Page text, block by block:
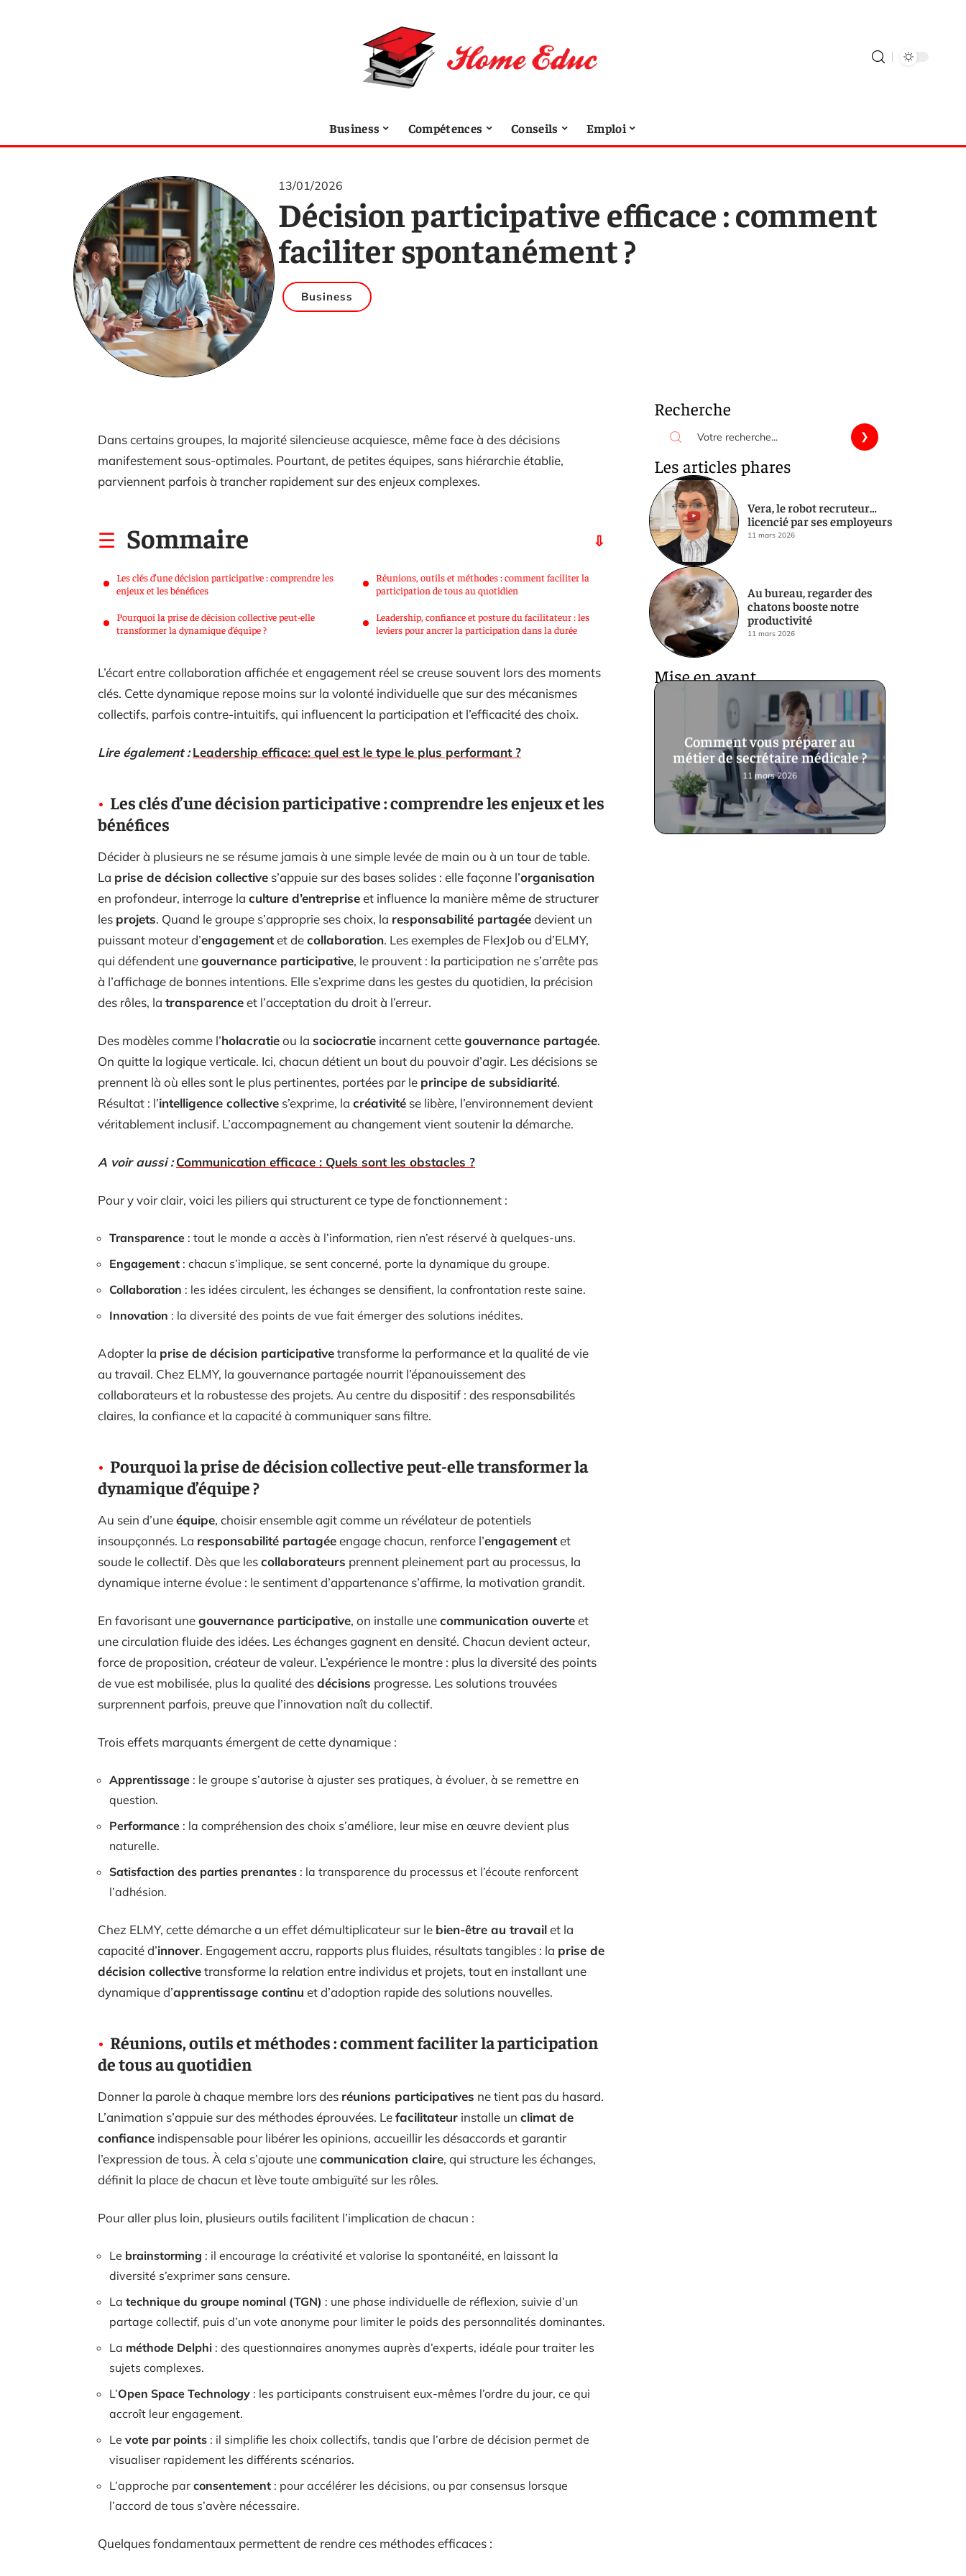
Business Compétences Conseils Emploi
13/01/2026
Décision participative efficace : comment
faciliter spontanément ?
Business
Dans certains groupes, la majorité silencieuse acquiesce, même face à des décisions
manifestement sous-optimales. Pourtant, de petites équipes, sans hiérarchie établie,
parviennent parfois à trancher rapidement sur des enjeux complexes.
Sommaire
Les clés d’une décision participative : comprendre les
enjeux et les bénéfices
Pourquoi la prise de décision collective peut-elle
transformer la dynamique d’équipe ?
Réunions, outils et méthodes : comment faciliter la
participation de tous au quotidien
Leadership, confiance et posture du facilitateur : les
leviers pour ancrer la participation dans la durée
L’écart entre collaboration affichée et engagement réel se creuse souvent lors des moments
clés. Cette dynamique repose moins sur la volonté individuelle que sur des mécanismes
collectifs, parfois contre-intuitifs, qui influencent la participation et l’efficacité des choix.
Lire également : Leadership efficace: quel est le type le plus performant ?
Les clés d’une décision participative : comprendre les enjeux et les
bénéfices
Décider à plusieurs ne se résume jamais à une simple levée de main ou à un tour de table.
La prise de décision collective s’appuie sur des bases solides : elle façonne l’organisation
en profondeur, interroge la culture d’entrepriseet influence la manière même de structurer
les projets. Quand le groupe s’approprie ses choix, la responsabilité partagéedevient un
puissant moteur d’engagementet decollaboration. Les exemples de FlexJob ou d’ELMY,
qui défendent unegouvernance participative, le prouvent : la participation ne s’arrête pas
à l’affichage de bonnes intentions. Elle s’exprime dans les gestes du quotidien, la précision
des rôles, la transparenceet l’acceptation du droit à l’erreur.
Des modèles comme l’holacratieou la sociocratie incarnent cettegouvernance partagée.
On quitte la logique verticale. Ici, chacun détient un bout du pouvoir d’agir. Les décisions se
prennent là où elles sont le plus pertinentes, portées par le principe de subsidiarité.
Résultat : l’intelligence collective s’exprime, la créativité se libère, l’environnement devient
véritablement inclusif. L’accompagnement au changement vient soutenir la démarche.
A voir aussi : Communication efficace : Quels sont les obstacles ?
Pour y voir clair, voici les piliers qui structurent ce type de fonctionnement :
Transparence : tout le monde a accès à l’information, rien n’est réservé à quelques-uns.
Engagement : chacun s’implique, se sent concerné, porte la dynamique du groupe.
Collaboration : les idées circulent, les échanges se densifient, la confrontation reste saine.
Innovation : la diversité des points de vue fait émerger des solutions inédites.
Adopter la prise de décision participativetransforme la performance et la qualité de vie
au travail. Chez ELMY, la gouvernance partagée nourrit l’épanouissement des
collaborateurs et la robustesse des projets. Au centre du dispositif : des responsabilités
claires, la confiance et la capacité à communiquer sans filtre.
Pourquoi la prise de décision collective peut-elle transformer la
dynamique d’équipe ?
Au sein d’uneéquipe, choisir ensemble agit comme un révélateur de potentiels
insoupçonnés. La responsabilité partagéeengage chacun, renforce l’engagementet
soude le collectif. Dès que lescollaborateurs prennent pleinement part au processus, la
dynamique interne évolue : le sentiment d’appartenance s’affirme, la motivation grandit.
En favorisant unegouvernance participative, on installe unecommunication ouverteet
une circulation fluide des idées. Les échanges gagnent en densité. Chacun devient acteur,
force de proposition, créateur de valeur. L’expérience le montre : plus la diversité des points
de vue est mobilisée, plus la qualité desdécisions progresse. Les solutions trouvées
surprennent parfois, preuve que l’innovation naît du collectif.
Trois effets marquants émergent de cette dynamique :
Apprentissage : le groupe s’autorise à ajuster ses pratiques, à évoluer, à se remettre en
question.
Performance : la compréhension des choix s’améliore, leur mise en œuvre devient plus
naturelle.
Satisfaction des parties prenantes : la transparence du processus et l’écoute renforcent
l’adhésion.
Chez ELMY, cette démarche a un effet démultiplicateur sur le bien-être au travailet la
capacité d’innover. Engagement accru, rapports plus fluides, résultats tangibles : la prise de
décision collectivetransforme la relation entre individus et projets, tout en installant une
dynamique d’apprentissage continu et d’adoption rapide des solutions nouvelles.
Réunions, outils et méthodes : comment faciliter la participation
de tous au quotidien
Donner la parole à chaque membre lors des réunions participatives ne tient pas du hasard.
L’animation s’appuie sur des méthodes éprouvées. Lefacilitateur installe un climat de
confiance indispensable pour libérer les opinions, accueillir les désaccords et garantir
l’expression de tous. À cela s’ajoute unecommunication claire, qui structure les échanges,
définit la place de chacun et lève toute ambiguïté sur les rôles.
Pour aller plus loin, plusieurs outils facilitent l’implication de chacun :
Le brainstorming : il encourage la créativité et valorise la spontanéité, en laissant la
diversité s’exprimer sans censure.
La technique du groupe nominal (TGN) : une phase individuelle de réflexion, suivie d’un
partage collectif, puis d’un vote anonyme pour limiter le poids des personnalités dominantes.
La méthode Delphi : des questionnaires anonymes auprès d’experts, idéale pour traiter les
sujets complexes.
L’Open Space Technology : les participants construisent eux-mêmes l’ordre du jour, ce qui
accroît leur engagement.
Le vote par points : il simplifie les choix collectifs, tandis que l’arbre de décision permet de
visualiser rapidement les différents scénarios.
L’approche par consentement : pour accélérer les décisions, ou par consensus lorsque
l’accord de tous s’avère nécessaire.
Quelques fondamentaux permettent de rendre ces méthodes efficaces :
Recherche
Les articles phares
Vera, le robot recruteur…
licencié par ses employeurs
11 mars 2026
Au bureau, regarder des
chatons booste notre
productivité
11 mars 2026
Mise en avant
Comment vous préparer au
métier de secrétaire médicale ?
11 mars 2026